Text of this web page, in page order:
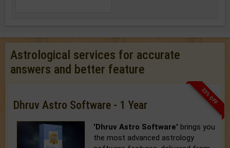
Astrological services for accurate
answers and better feature
33% OFF
Dhruv Astro Software - 1 Year
'Dhruv Astro Software' brings you
the most advanced astrology